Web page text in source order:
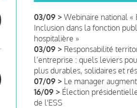
03/09 > Webinaire national «
Inclusion dans la fonction
hospitalière »
03/09 > Responsabilité
l’entreprise : quels leviers
plus durables, solidaires et
07/09 > Le manager
16/09 > Élection
de l'ESS